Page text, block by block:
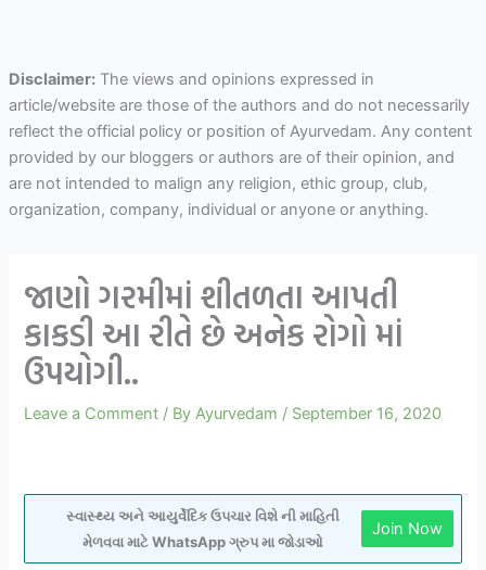
Disclaimer:The views and opinions expressed in
article/website are those of the authors and do not necessarily
reflect the official policy or position of Ayurvedam. Any content
provided by our bloggers or authors are of their opinion, and
are not intended to malign any religion, ethic group, club,
organization, company, individual or anyone or anything.
જાણો ગરમીમાં શીતળતા આપતી
કાકડી આ રીતે છે અનેક રોગો માં
ઉપયોગી..
Leave a Comment / ByAyurvedam / September 16, 2020
સ્વાસ્થ્ય અને આયુર્વેદિક ઉપચાર વિશે ની માહિતી
મેળવવા માટે WhatsApp ગ્રુપ મા જોડાઓ
Join Now